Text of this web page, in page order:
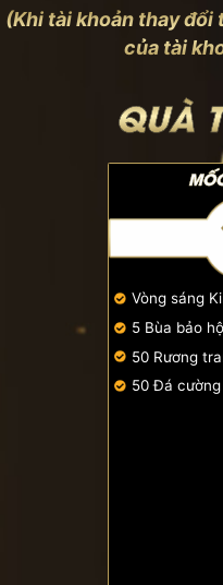
(Khi tài khoản thay đổi
của tài
QUÀ
Vòng sáng
5 Bùa bảo hộ
50 Rương
50 Đá